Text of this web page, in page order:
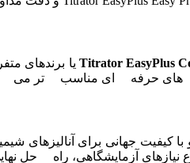
Titrator EasyPlus یا برندهای
های حرفه ای مناسب تر می
کیفیت جهانی برای آنالیزهای
نیازهای آزمایشگاهی، راه حل